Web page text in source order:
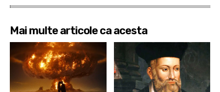
Mai multe articole ca acesta